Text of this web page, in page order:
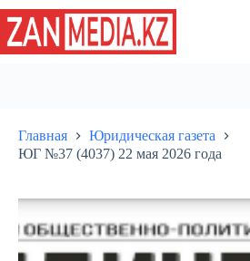
Перейти
сути
Главная
Юридическая газета
ЮГ №37 (4037) 22 мая 2026 года